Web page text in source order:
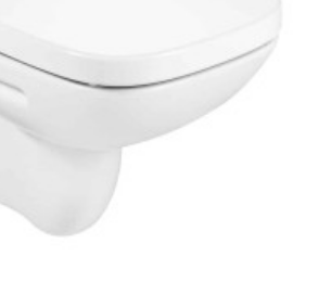
ilustrativas
técnica do produto
quem busca qualidade, funcionalidade e
Aproveite para transformar o ambiente
perfeitamente estética e eficiência!